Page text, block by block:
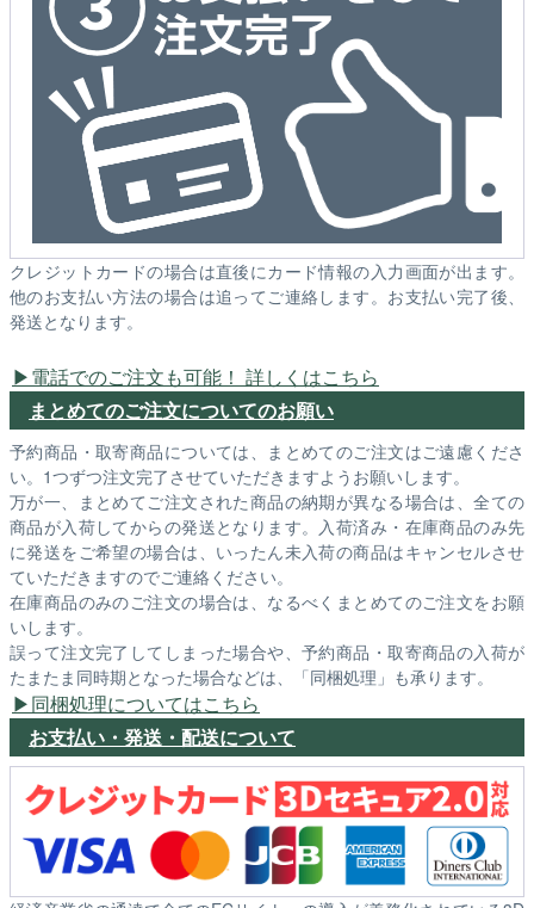
クレジットカードの場合は直後にカード情報の入力画面が出ます。
他のお支払い方法の場合は追ってご連絡します。お支払い完了後、
発送となります。
電話でのご注文も可能！ 詳しくはこちら
まとめてのご注文についてのお願い
予約商品・取寄商品については、まとめてのご注文はご遠慮くださ
い。1つずつ注文完了させていただきますようお願いします。
万が一、まとめてご注文された商品の納期が異なる場合は、全ての
商品が入荷してからの発送となります。入荷済み・在庫商品のみ先
に発送をご希望の場合は、いったん未入荷の商品はキャンセルさせ
ていただきますのでご連絡ください。
在庫商品のみのご注文の場合は、なるべくまとめてのご注文をお願
いします。
誤って注文完了してしまった場合や、予約商品・取寄商品の入荷が
たまたま同時期となった場合などは、「同梱処理」も承ります。
同梱処理についてはこちら
お支払い・発送・配送について